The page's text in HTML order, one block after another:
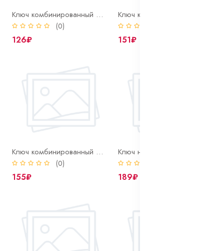
Ключ комбинированный 7 мм
(0)
126₽ 151₽
Ключ комбинированный 9 мм
(0)
155₽
Ключ накидной 10*12
189₽